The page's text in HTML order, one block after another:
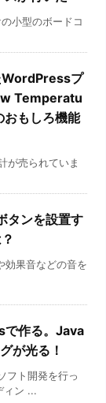
小型のボードコ
プ
Temperatu
もしろ機能
が売られていま
タンを設置す
効果音などの音を
で作る。Java
が光る！
フト開発を行っ
ィン ...